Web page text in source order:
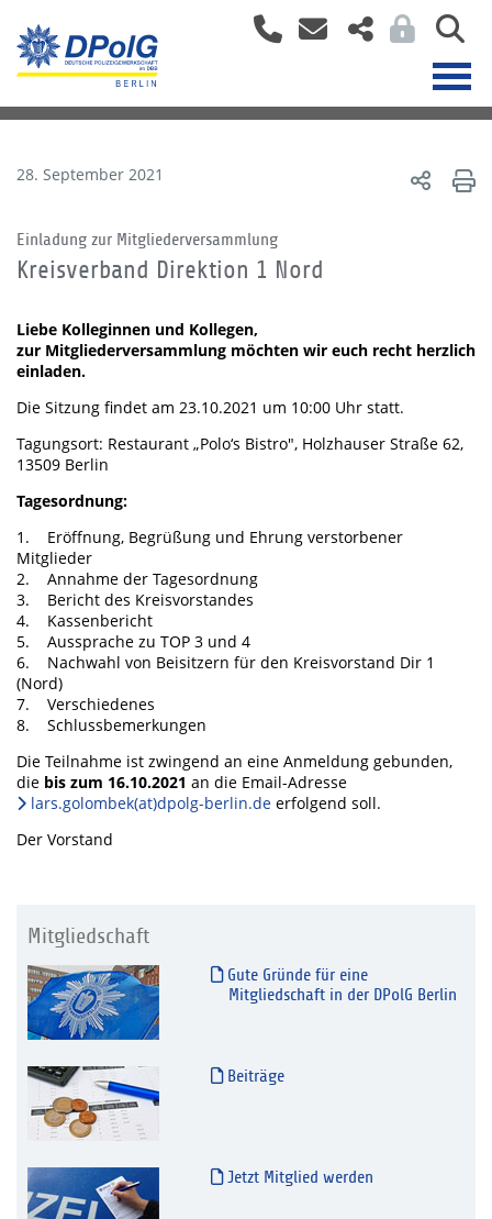
28. September 2021
Einladung zur Mitgliederversammlung
Kreisverband Direktion 1 Nord
Liebe Kolleginnen und Kollegen,
zur Mitgliederversammlung möchten wir euch recht herzlich
einladen.
Die Sitzung findet am 23.10.2021 um 10:00 Uhr statt.
Tagungsort: Restaurant „Polo‘s Bistro", Holzhauser Straße 62,
13509 Berlin
Tagesordnung:
1. Eröffnung, Begrüßung und Ehrung verstorbener
Mitglieder
2. Annahme der Tagesordnung
3. Bericht des Kreisvorstandes
4. Kassenbericht
5. Aussprache zu TOP 3 und 4
6. Nachwahl von Beisitzern für den Kreisvorstand Dir 1
(Nord)
7. Verschiedenes
8. Schlussbemerkungen
Die Teilnahme ist zwingend an eine Anmeldung gebunden,
die bis zum 16.10.2021 an die Email-Adresse
lars.golombek(at)dpolg-berlin.de erfolgend soll.
Der Vorstand
Mitgliedschaft
Gute Gründe für eine
Mitgliedschaft in der DPolG Berlin
Beiträge
Jetzt Mitglied werden